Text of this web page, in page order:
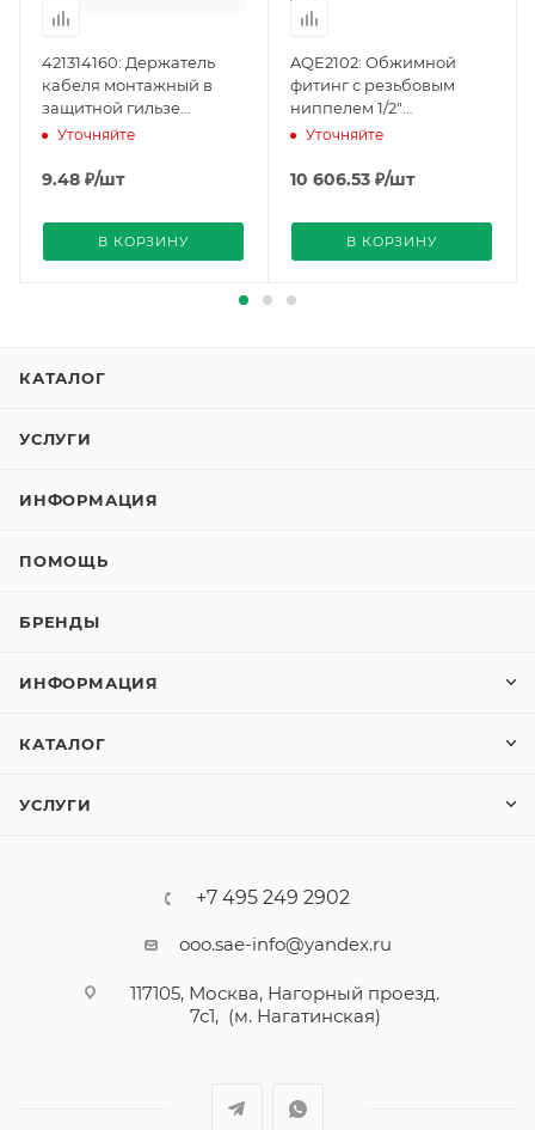
421314160: Держатель
кабеля монтажный в
защитной гильзе
(BPZ:421314160), Siemens
Уточняйте
9.48 ₽/шт
В КОРЗИНУ
AQE2102: Обжимной
фитинг с резьбовым
ниппелем 1/2"
(BPZ:AQE2102), Siemens
Уточняйте
10 606.53 ₽/шт
В КОРЗИНУ
КАТАЛОГ
УСЛУГИ
ИНФОРМАЦИЯ
ПОМОЩЬ
БРЕНДЫ
ИНФОРМАЦИЯ
КАТАЛОГ
УСЛУГИ
+7 495 249 2902
ooo.sae-info@yandex.ru
117105, Москва, Нагорный проезд.
7с1, (м. Нагатинская)